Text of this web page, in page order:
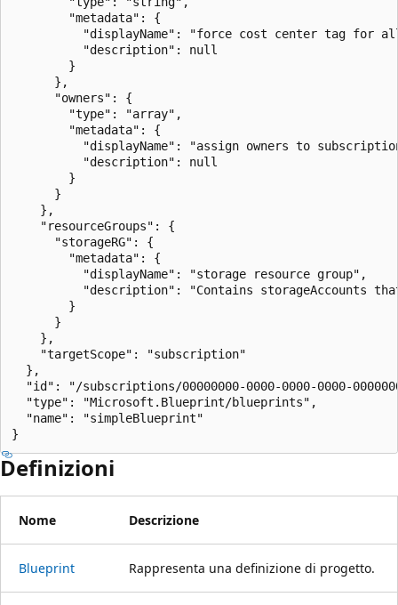
        "metadata": {
"displayName": "force cost center tag for
          "description": null
        }
      },
      "owners": {
        "type": "array",
        "metadata": {
"displayName": "assign owners to
          "description": null
        }
      }
    },
    "resourceGroups": {
      "storageRG": {
        "metadata": {
          "displayName": "storage resource group",
"description": "Contains storageAccounts
        }
      }
    },
    "targetScope": "subscription"
  },
"id": "/subscriptions/00000000-0000-0000-0000-
  "type": "Microsoft.Blueprint/blueprints",
  "name": "simpleBlueprint"
}
Definizioni
Nome Descrizione
Blueprint Rappresenta una definizione di progetto.